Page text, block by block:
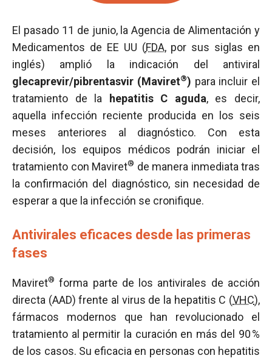
El pasado 11 de junio, la Agencia de Alimentación y
Medicamentos de EE UU (FDA, por sus siglas en
inglés) amplió la indicación del antiviral
glecaprevir/pibrentasvir (Maviret®) para incluir el
tratamiento de la
hepatitis C aguda, es decir,
aquella infección reciente producida en los seis
meses anteriores al diagnóstico. Con esta
decisión, los equipos médicos podrán iniciar el
tratamiento con Maviret® de manera inmediata tras
la confirmación del diagnóstico, sin necesidad de
esperar a que la infección se cronifique.
Antivirales eficaces desde las primeras
fases
Maviret® forma parte de los antivirales de acción
directa (AAD) frente al virus de la hepatitis C (VHC),
fármacos modernos que han revolucionado el
tratamiento al permitir la curación en más del 90 %
de los casos. Su eficacia en personas con hepatitis